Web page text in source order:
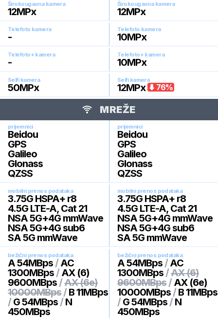
Širokougaona kamera
12MPx
Širokougaona kamera
12MPx
Telefoto kamera
-
Telefoto kamera
10MPx
Telefoto+ kamera
-
Telefoto+ kamera
10MPx
Selfi kamera
50MPx
Selfi kamera
12MPx 76%
MREŽE
prijemnici
Beidou
GPS
Galileo
Glonass
QZSS
prijemnici
Beidou
GPS
Galileo
Glonass
QZSS
mobilni prenos podataka
3.75G HSPA+ r8
4.5G LTE-A, Cat 21
NSA 5G+4G mmWave
NSA 5G+4G sub6
SA 5G mmWave
mobilni prenos podataka
3.75G HSPA+ r8
4.5G LTE-A, Cat 21
NSA 5G+4G mmWave
NSA 5G+4G sub6
SA 5G mmWave
bežični prenos podataka
A 54MBps / AC
1300MBps / AX (6)
9600MBps /AX (6e)
10000MBps / B 11MBps
/ G 54MBps / N
450MBps
bežični prenos podataka
A 54MBps / AC
1300MBps /AX (6)
9600MBps / AX (6e)
10000MBps / B 11MBps
/ G 54MBps / N
450MBps